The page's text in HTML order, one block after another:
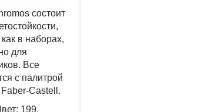
состоит
в наборах,
для
Все
с палитрой
Castell.
199,